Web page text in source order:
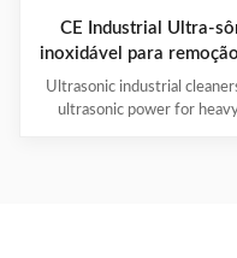
CE Industrial Ultra-
inoxidável para
Ultrasonic industrial
ultrasonic power for
widely used in engine